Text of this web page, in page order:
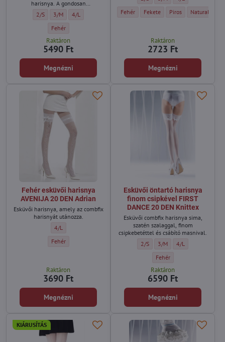
harisnya. A gondosan
megválasztott fehér árnyalat
tökéletesen kiegészíti az esküvői
megjelenésed, hogy különlegesnek
Esküvői öntartó harisnya JUST MARRIED 20 DEN Knittex - Méret:
2/S Esküvői öntartó harisnya JUST MARRIED 20 DEN Knittex - Méret:
3/M Esküvői öntartó harisnya JUST MARRIED 20 DEN Knittex -
4/L
Esküvői öntartó harisnya JUST MARRIED 20 DEN Knittex - Szín:
Fehér
Raktáron
5490 Ft
Megnézni
Necc combfix MIKAELA 20 DEN BasBleu -
Fehér Necc combfix MIKAELA 20 DEN
Fekete Necc combfix
Piros Necc combfix
Natural/
Raktáron
2723 Ft
Megnézni
Fehér esküvői harisnya
AVENIJA 20 DEN Adrian
Esküvői harisnya, amely az combfix
harisnyát utánozza.
Fehér esküvői harisnya AVENIJA 20 DEN Adrian - Méret:
4/L
Fehér esküvői harisnya AVENIJA 20 DEN Adrian - Szín:
Fehér
Raktáron
3690 Ft
Megnézni
Esküvői öntartó harisnya
finom csipkével FIRST
DANCE 20 DEN Knittex
Esküvői combfix harisnya sima,
szatén szalaggal, finom
csipkebetéttel és csábító masnival.
Esküvői öntartó harisnya finom
2/S Esküvői öntartó harisnya
3/M Esküvői öntartó
4/L
Esküvői öntartó harisnya
Fehér
Raktáron
6590 Ft
Megnézni
KIÁRUSÍTÁS